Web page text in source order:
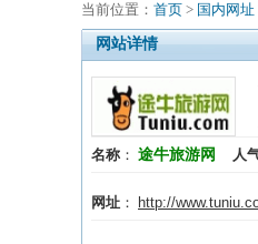
当前位置： 首页 > 国内网址
网站详情
名称 ： 途牛旅游网 人
网址 ： http://